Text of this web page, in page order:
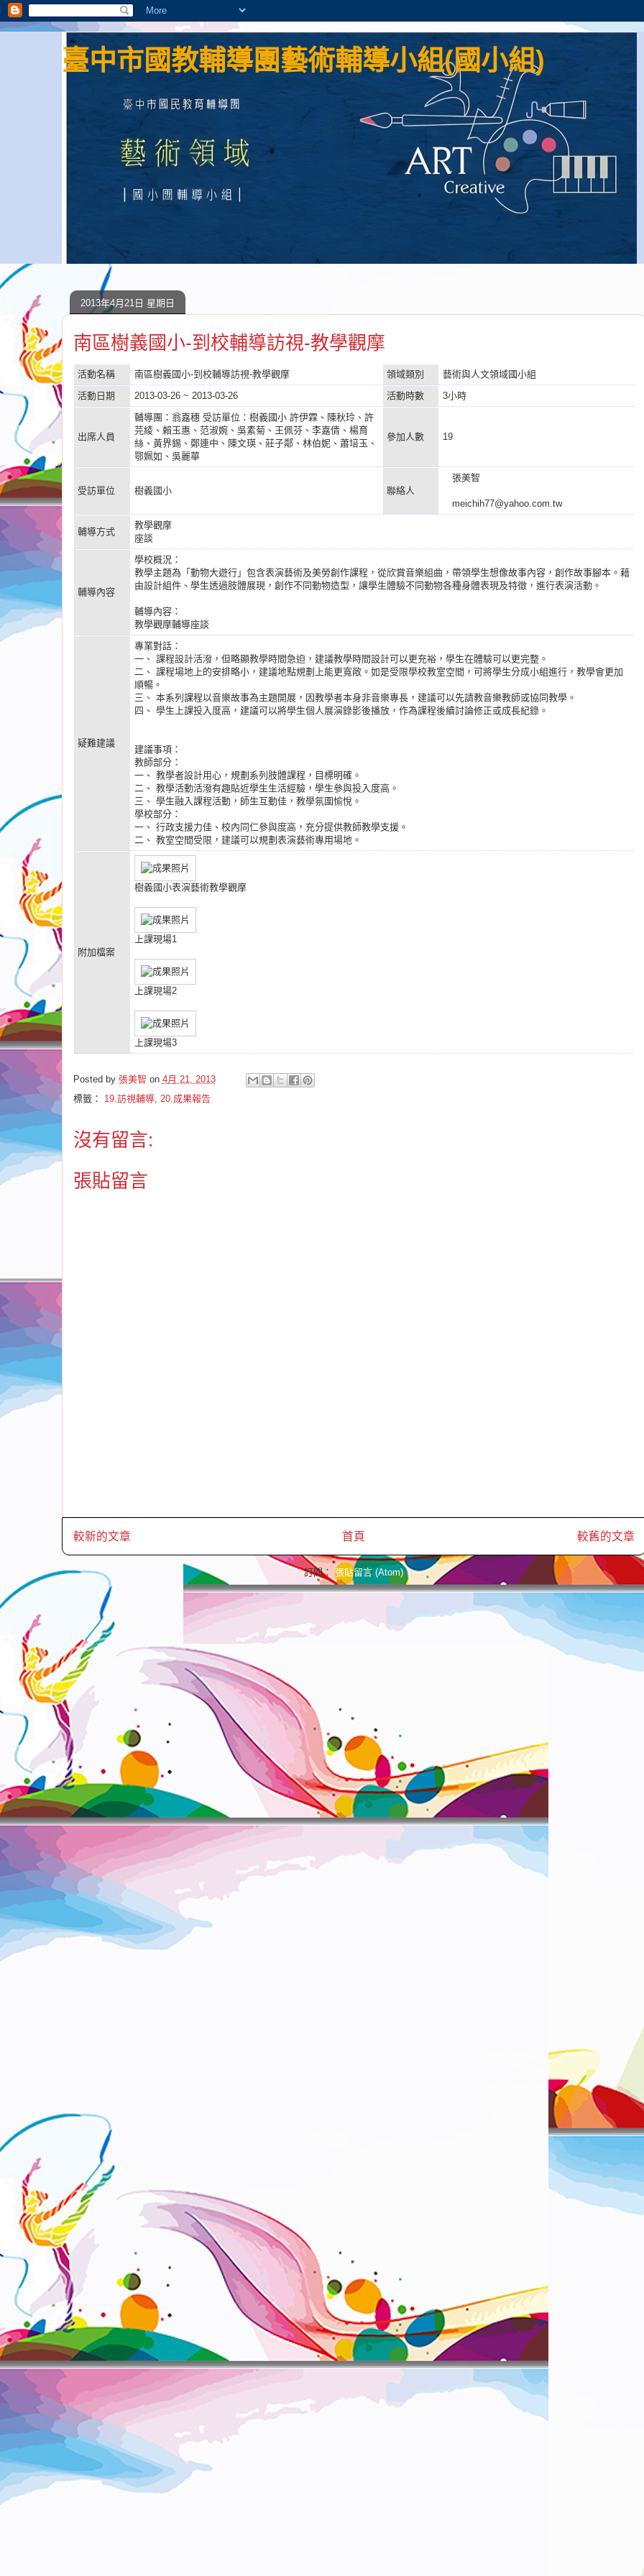
臺中市國教輔導團藝術輔導小組(國小組)
2013年4月21日 星期日
南區樹義國小-到校輔導訪視-教學觀摩
活動名稱 南區樹義國小-到校輔導訪視-教學觀摩 領域類別
藝術與人文領域國小組
活動日期
2013-03-26 ~ 2013-03-26 活動時數 3小時
出席人員
輔導團：翁嘉穗 受訪單位：樹義國小 許伊霖、陳秋玲、許
芫綾、賴玉惠、范淑婉、吳素菊、王佩芬、李嘉倩、楊育
絲、黃界錫、鄭連中、陳文瑛、莊子鄰、林伯妮、蕭培玉、
鄂姵如、吳麗華
參加人數 19
受訪單位 樹義國小 聯絡人
張美智
meichih77@yahoo.com.tw
輔導方式
教學觀摩
座談
輔導內容
學校概況：
教學主題為「動物大遊行」包含表演藝術及美勞創作課程，從欣賞音樂組曲，帶領學生想像故事內容，創作故事腳本。藉
由設計組件、學生透過肢體展現，創作不同動物造型，讓學生體驗不同動物各種身體表現及特徵，進行表演活動。
輔導內容：
教學觀摩輔導座談
疑難建議
專業對話：
一、 課程設計活潑，但略顯教學時間急迫，建議教學時間設計可以更充裕，學生在體驗可以更完整。
二、 課程場地上的安排略小，建議地點規劃上能更寬敞。如是受限學校教室空間，可將學生分成小組進行，教學會更加
順暢。
三、 本系列課程以音樂故事為主題開展，因教學者本身非音樂專長，建議可以先請教音樂教師或協同教學。
四、 學生上課投入度高，建議可以將學生個人展演錄影後播放，作為課程後續討論修正或成長紀錄。
建議事項：
教師部分：
一、 教學者設計用心，規劃系列肢體課程，目標明確。
二、 教學活動活潑有趣貼近學生生活經驗，學生參與投入度高。
三、 學生融入課程活動，師生互動佳，教學氛圍愉悅。
學校部分：
一、 行政支援力佳、校內同仁參與度高，充分提供教師教學支援。
二、 教室空間受限，建議可以規劃表演藝術專用場地。
附加檔案
樹義國小表演藝術教學觀摩
上課現場1
上課現場2
上課現場3
Posted by 張美智 on 4月 21, 2013
標籤： 19.訪視輔導, 20.成果報告
沒有留言:
張貼留言
較新的文章 較舊的文章
首頁
訂閱：張貼留言 (Atom)